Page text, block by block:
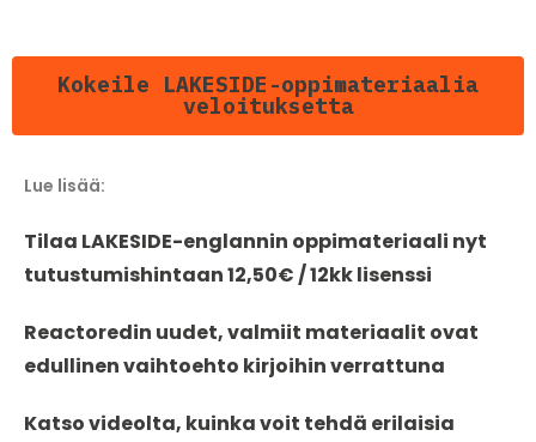
Kokeile LAKESIDE-oppimateriaalia
veloituksetta
Lue lisää:
Tilaa LAKESIDE-englannin oppimateriaali nyt
tutustumishintaan 12,50€ / 12kk lisenssi
Reactoredin uudet, valmiit materiaalit ovat
edullinen vaihtoehto kirjoihin verrattuna
Katso videolta, kuinka voit tehdä erilaisia